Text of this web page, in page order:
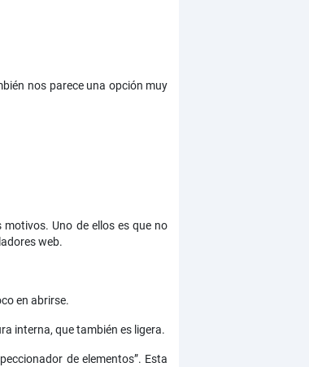
nos parece una opción muy
Uno de ellos es que no
web.
en abrirse.
interna, que también es ligera.
de elementos”. Esta